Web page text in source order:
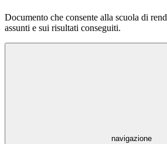
Documento che consente alla scuola di
assunti e sui risultati conseguiti.
navigazione